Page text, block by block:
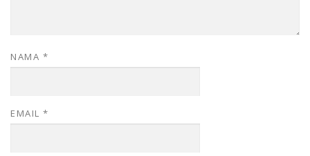
NAMA *
EMAIL *